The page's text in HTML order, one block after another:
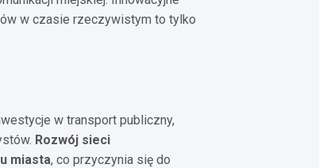
w czasie rzeczywistym to tylko
w transport publiczny,
Rozwój sieci
miasta, co przyczynia się do